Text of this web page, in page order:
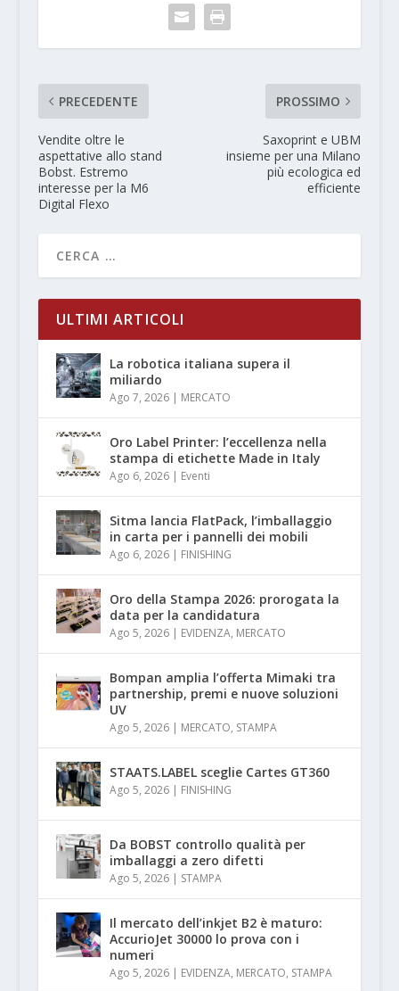
PRECEDENTE
Vendite oltre le
aspettative allo stand
Bobst. Estremo
interesse per la M6
Digital Flexo
PROSSIMO
Saxoprint e UBM
insieme per una Milano
più ecologica ed
efficiente
ULTIMI ARTICOLI
La robotica italiana supera il
miliardo
Ago 7, 2026| MERCATO
Oro Label Printer: l’eccellenza nella
stampa di etichette Made in Italy
Ago 6, 2026| Eventi
Sitma lancia FlatPack, l’imballaggio
in carta per i pannelli dei mobili
Ago 6, 2026| FINISHING
Oro della Stampa 2026: prorogata la
data per la candidatura
Ago 5, 2026| EVIDENZA, MERCATO
Bompan amplia l’offerta Mimaki tra
partnership, premi e nuove soluzioni
UV
Ago 5, 2026| MERCATO, STAMPA
STAATS.LABEL sceglie Cartes GT360
Ago 5, 2026| FINISHING
Da BOBST controllo qualità per
imballaggi a zero difetti
Ago 5, 2026| STAMPA
Il mercato dell’inkjet B2 è maturo:
AccurioJet 30000 lo prova con i
numeri
Ago 5, 2026| EVIDENZA, MERCATO, STAMPA